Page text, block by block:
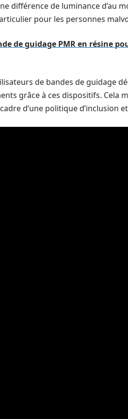
différence de luminance d’au
pour les personnes
de guidage PMR en résine
de bandes de guidage
grâce à ces dispositifs. Cela
d’une politique d’inclusion